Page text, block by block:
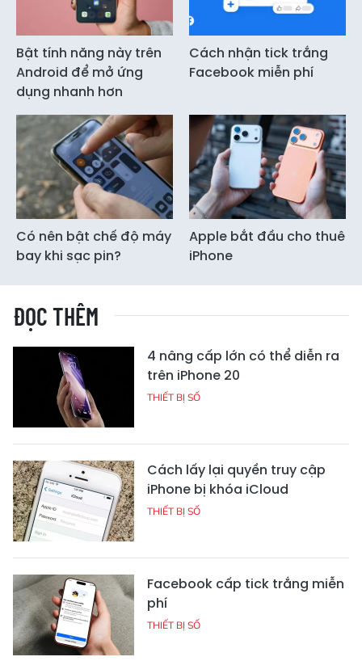
Bật tính năng này trên
Android để mở ứng
dụng nhanh hơn
Cách nhận tick trắng
Facebook miễn phí
Có nên bật chế độ máy
bay khi sạc pin?
Apple bắt đầu cho thuê
iPhone
ĐỌC THÊM
4 nâng cấp lớn có thể diễn ra
trên iPhone 20
THIẾT BỊ SỐ
Cách lấy lại quyền truy cập
iPhone bị khóa iCloud
THIẾT BỊ SỐ
Facebook cấp tick trắng miễn
phí
THIẾT BỊ SỐ